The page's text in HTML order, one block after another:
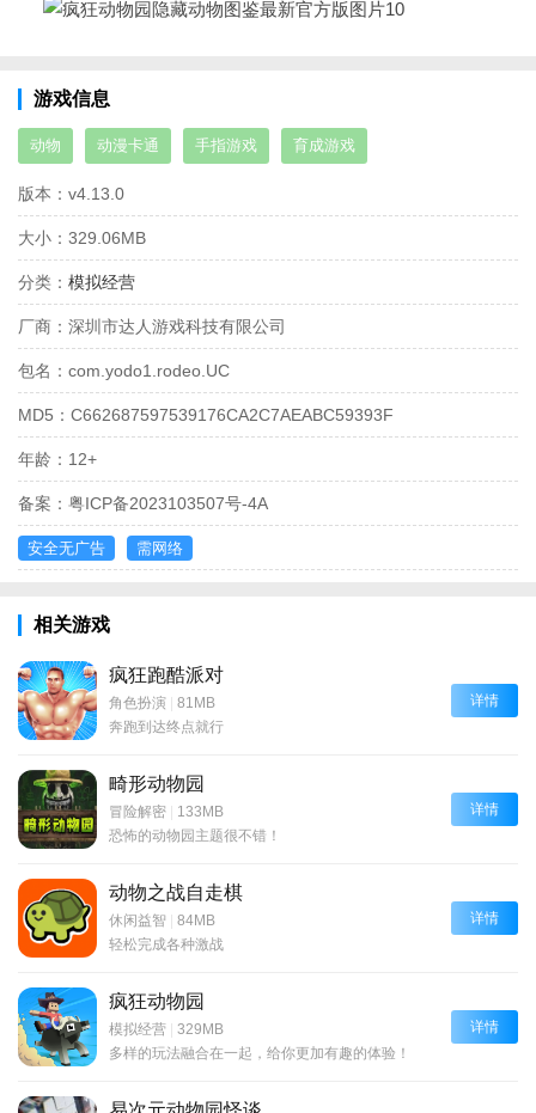
游戏信息
动物 动漫卡通 手指游戏 育成游戏
版本： v4.13.0
大小： 329.06MB
分类： 模拟经营
厂商： 深圳市达人游戏科技有限公司
包名： com.yodo1.rodeo.UC
MD5： C662687597539176CA2C7AEABC59393F
年龄： 12+
备案： 粤ICP备2023103507号-4A
安全无广告 需网络
相关游戏
疯狂跑酷派对
角色扮演 | 81MB
奔跑到达终点就行
详情
畸形动物园
冒险解密 | 133MB
恐怖的动物园主题很不错！
详情
动物之战自走棋
休闲益智 | 84MB
轻松完成各种激战
详情
疯狂动物园
模拟经营 | 329MB
多样的玩法融合在一起，给你更加有趣的体验！
详情